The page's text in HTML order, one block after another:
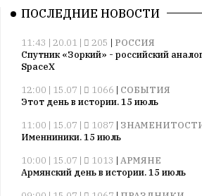
ПОСЛЕДНИЕ НОВОСТИ
11:43 | 20.01 | 205 | РОССИЯ
Спутник «Зоркий» - российский
SpaceX
12:00 | 15.07 |
1066 | СОБЫТИЯ
Этот день в истории. 15 июль
11:00 | 15.07 |
1087 |
Именниники. 15 июль
10:00 | 15.07 |
1013 | АРМЯНЕ
Армянский день в истории. 15 июль